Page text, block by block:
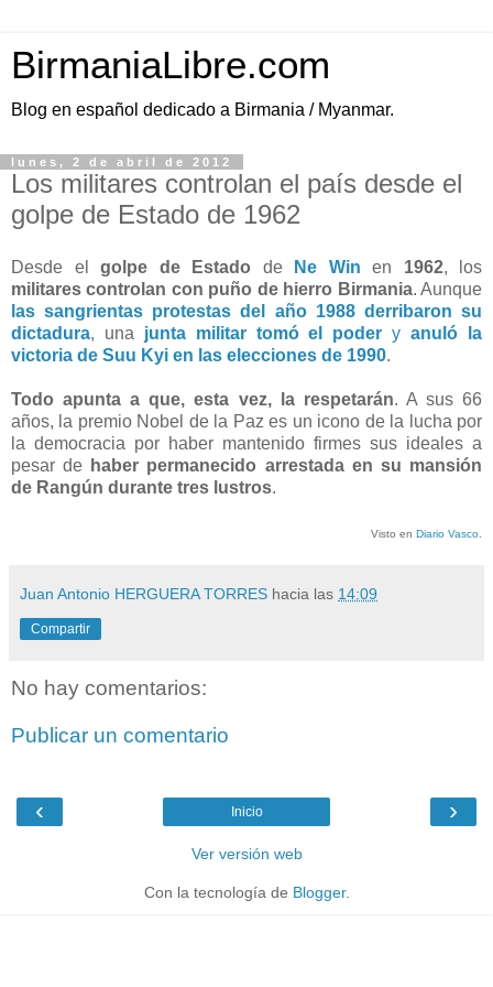
BirmaniaLibre.com
Blog en español dedicado a Birmania / Myanmar.
lunes, 2 de abril de 2012
Los militares controlan el país desde el
golpe de Estado de 1962
Desde el golpe de Estado de Ne Win en 1962, los
militares controlan con puño de hierro Birmania. Aunque
las sangrientas protestas del año 1988 derribaron su
dictadura, una junta militar tomó el poder yanuló la
victoria de Suu Kyi en las elecciones de 1990.
Todo apunta a que, esta vez, la respetarán. A sus 66
años, la premio Nobel de la Paz es un icono de la lucha por
la democracia por haber mantenido firmes sus ideales a
pesar de haber permanecido arrestada en su mansión
de Rangún durante tres lustros.
Visto en Diario Vasco
Juan Antonio HERGUERA TORRES hacia las 14:09
Compartir
No hay comentarios:
Publicar un comentario
‹ ›
Inicio
Ver versión web
Con la tecnología de Blogger.